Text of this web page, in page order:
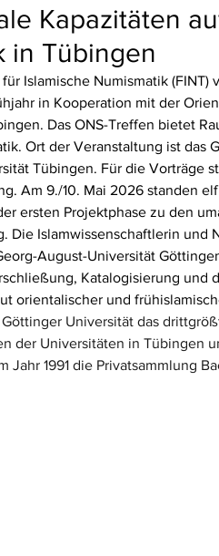
Kapazitäten
in Tübingen
Islamische Numismatik
in Kooperation mit der
Das ONS-Treffen bietet
Ort der Veranstaltung ist das
Tübingen. Für die Vorträge
Am 9./10. Mai 2026 standen
ersten Projektphase zu den
Die Islamwissenschaftlerin und
August-Universität
Katalogisierung und
orientalischer und
Universität das
der Universitäten in Tübingen
Jahr 1991 die Privatsammlung